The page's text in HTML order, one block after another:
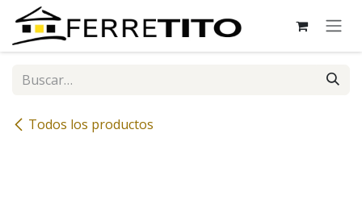
Ir al contenido
Todos los productos